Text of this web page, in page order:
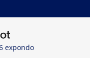
expondo